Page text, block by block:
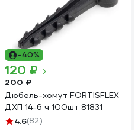
-40%
120 ₽
200 ₽
Дюбель-хомут FORTISFLEX
ДХП 14-6 ч 100шт 81831
4.6(82)